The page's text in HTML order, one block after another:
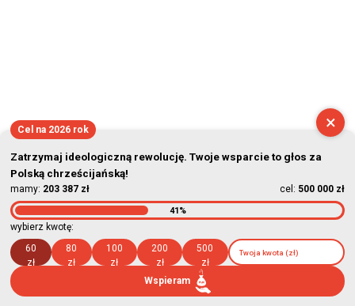
×
Cel na 2026 rok
Zatrzymaj ideologiczną rewolucję. Twoje wsparcie to głos za
Polską chrześcijańską!
mamy: 203 387 zł cel: 500 000 zł
41%
wybierz kwotę:
60
zł
80
zł
100
zł
200
zł
500
zł
Wspieram